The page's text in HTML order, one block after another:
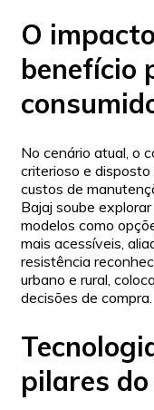
O
benefício
No cenário atual, o
criterioso e
custos de
Bajaj soube
modelos como
mais acessíveis,
resistência
urbano e rural,
decisões de compra.
pilares